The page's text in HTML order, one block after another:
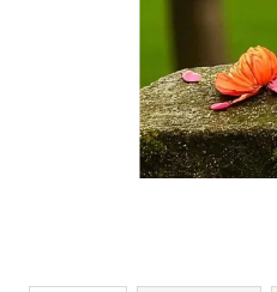
DEKOR